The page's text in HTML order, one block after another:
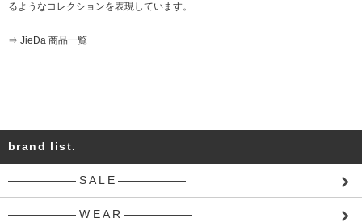
るようなコレクションを表現しています。
⇒ JieDa 商品一覧
brand list.
―――――― S A L E ――――――
―――――― W E A R ――――――